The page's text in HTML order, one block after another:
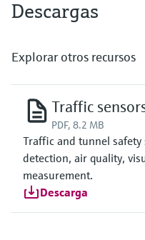
Descargas
Explorar otros recursos
Traffic
PDF, 8.2 MB
Traffic and tunnel
detection, air quality,
measurement.
Descarga